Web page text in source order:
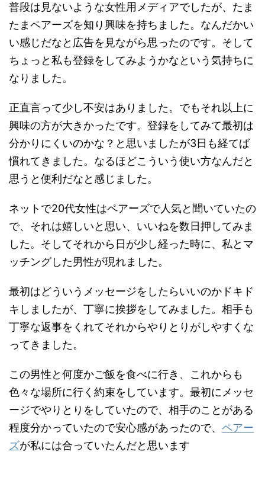
普段は見ないような女性用メディアでしたが、たま
たまペアーズを知り興味を持ちました。なんだかい
い感じだなと広告を見ながら思ったのです。そして
ちょっと私も登録をしてみようかなという気持ちに
なりました。
正直言って少し不安はありました。でもそれ以上に
興味の方が大きかったです。登録をしてみて最初は
分かりにくいのかな？と思いましたが3日も経てば
慣れてきました。なるほどこういう使い方なんだと
思うと便利だなと感じました。
ネットで20代女性はペアーズで人気と聞いていたの
で、それは嬉しいと思い、いいねを数日押してみま
した。そしてそれから日が少し経った時に、私とマ
ッチングした男性が現れました。
最初はどういうメッセージをしたらいいのかドキド
キしましたが、丁寧に挨拶をしてみました。相手も
丁寧な返事をくれてそれからやりとりがしやすくな
ってきました。
この男性と何度かご飯を食べに行き、これからも
色々な場所に行く約束をしています。最初にメッセ
ージでやりとりをしていたので、相手のことがある
程度分かっていたので安心感があったので、 ペアー
ズが私には合っていたんだと思います